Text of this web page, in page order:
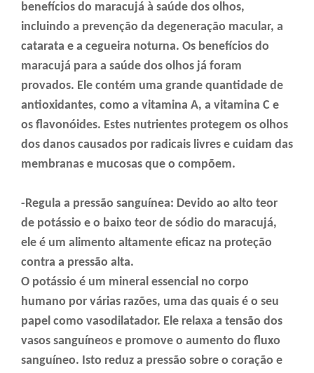
benefícios do maracujá à saúde dos olhos,
incluindo a prevenção da degeneração macular, a
catarata e a cegueira noturna. Os benefícios do
maracujá para a saúde dos olhos já foram
provados. Ele contém uma grande quantidade de
antioxidantes, como a vitamina A, a vitamina C e
os flavonóides. Estes nutrientes protegem os olhos
dos danos causados por radicais livres e cuidam das
membranas e mucosas que o compõem.
-Regula a pressão sanguínea: Devido ao alto teor
de potássio e o baixo teor de sódio do maracujá,
ele é um alimento altamente eficaz na proteção
contra a pressão alta.
O potássio é um mineral essencial no corpo
humano por várias razões, uma das quais é o seu
papel como vasodilatador. Ele relaxa a tensão dos
vasos sanguíneos e promove o aumento do fluxo
sanguíneo. Isto reduz a pressão sobre o coração e